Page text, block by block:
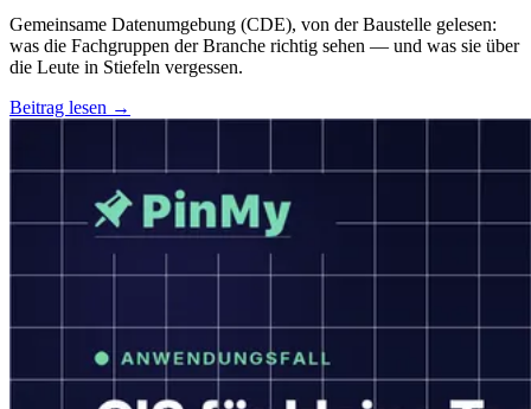
Gemeinsame Datenumgebung (CDE), von der Baustelle gelesen:
was die Fachgruppen der Branche richtig sehen — und was sie über
die Leute in Stiefeln vergessen.
Beitrag lesen →